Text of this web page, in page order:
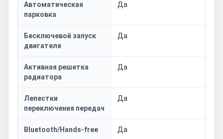
Автоматическая
парковка
Да
Бесключевой запуск
двигателя
Да
Активная решетка
радиатора
Да
Лепестки
переключения передач
Да
Bluetooth/Hands-free Да